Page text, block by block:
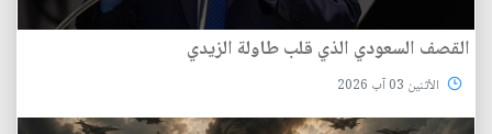
القصف السعودي الذي قلب طاولة الزيدي
الأثنين 03 آب 2026